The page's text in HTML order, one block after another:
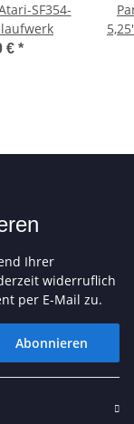
SF354-
€ *
Ihrer
widerruflich
per E-Mail zu.
Abonnieren